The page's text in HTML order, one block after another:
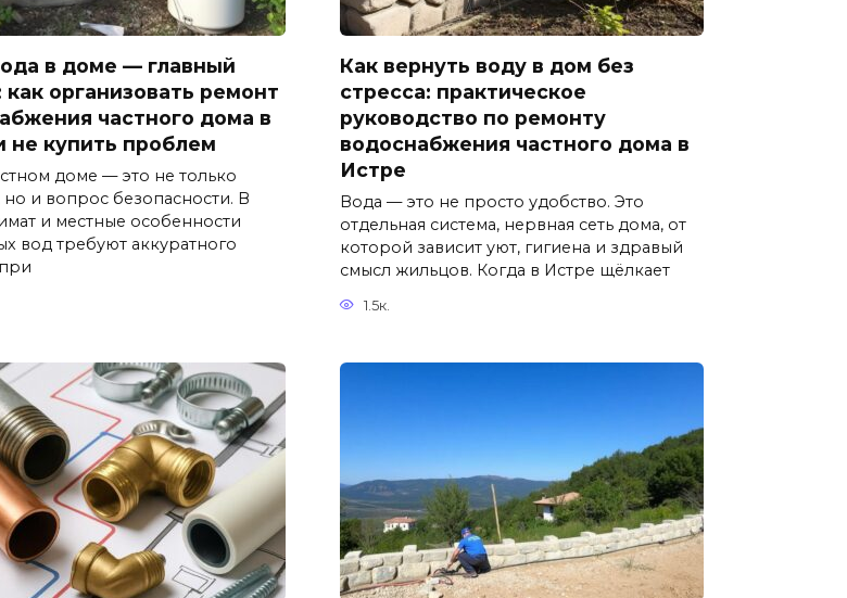
в доме — главный
как организовать ремонт
частного дома в
не купить проблем
доме — это не только
и вопрос безопасности. В
и местные особенности
вод требуют аккуратного
Как вернуть воду в дом без
стресса: практическое
руководство по ремонту
водоснабжения частного дома в
Истре
Вода — это не просто удобство. Это
отдельная система, нервная сеть дома, от
которой зависит уют, гигиена и здравый
смысл жильцов. Когда в Истре щёлкает
1.5к.